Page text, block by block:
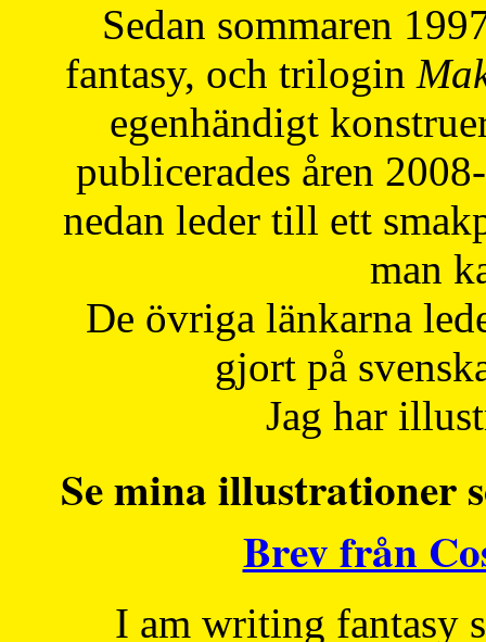
Sedan sommaren
fantasy, och trilogin
egenhändigt
publicerades åren
nedan leder till ett
man
De övriga länkarna
gjort på
Jag har
Se mina illustrationer
Brev från
I am writing fantasy